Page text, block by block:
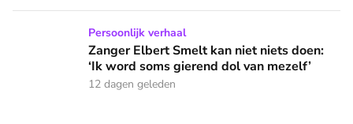
Zanger Elbert Smelt kan niet niets doen: ‘Ik word soms
Persoonlijk verhaal
Zanger Elbert Smelt kan niet niets doen:
‘Ik word soms gierend dol van mezelf’
12 dagen geleden